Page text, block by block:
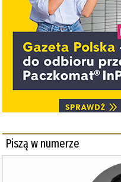
Piszą w numerze